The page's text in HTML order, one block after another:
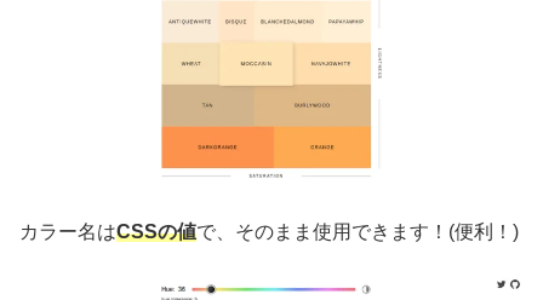
カラー名はCSSの値で、そのまま使用できます！(便利！)